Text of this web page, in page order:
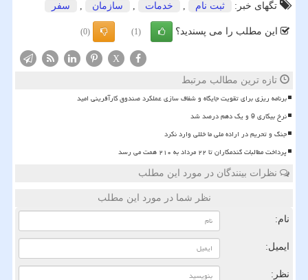
تگهای خبر:
ثبت نام , خدمات , سازمان , سفر
این مطلب را می پسندید؟ (1)
(0)
X
تازه ترین مطالب مرتبط
برنامه ریزی برای تقویت جایگاه و شفاف سازی عملکرد صندوق کارآفرینی امید
نرخ بیکاری 9 و یک دهم درصد شد
جنگ و تحریم در اراده ملی ما خللی وارد نکرد
پرداخت مطالبات گندمکاران تا ۲۲ مرداد به ۲۱۰ همت می رسد
نظرات بینندگان در مورد این مطلب
نظر شما در مورد این مطلب
نام:
ایمیل:
نظر: